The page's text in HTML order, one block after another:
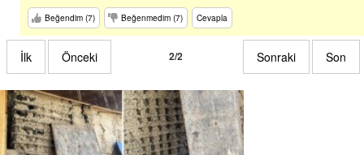
Beğendim (7) Beğenmedim (7) Cevapla
İlk Önceki 2/2 Sonraki Son